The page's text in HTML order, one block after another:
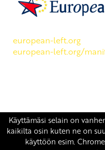
european-left.org
european-left.org/
Copyright 2026